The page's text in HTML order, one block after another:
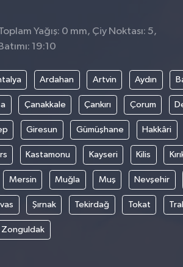
Yağış: 0 mm, Çiy Noktası: 5,
19:10
Ardahan Artvin Aydın
Çanakkale Çankırı Çorum
Giresun Gümüşhane Hakkâri
Kastamonu Kayseri Kilis
Mersin Muğla Muş Nevşehir
Şırnak Tekirdağ Tokat
Zonguldak